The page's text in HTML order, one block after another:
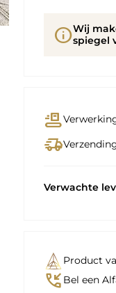
infoWij
spiegel
conveyor_belt
delivery_truck_speed
Verwachte
Product
phone_callback Bel een